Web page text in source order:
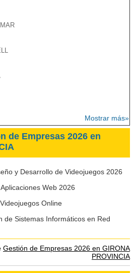
Mostrar más»
de Empresas 2026 en
y Desarrollo de Videojuegos 2026
Web 2026
Online
de Sistemas Informáticos en Red
Gestión de Empresas 2026 en GIRONA
PROVINCIA